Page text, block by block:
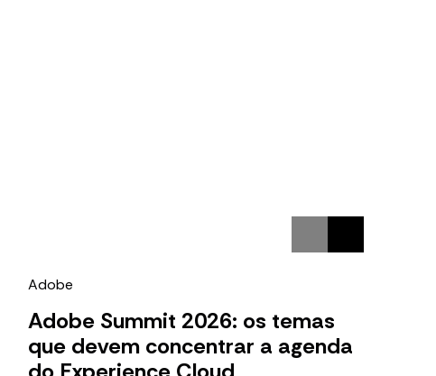
Adobe
Adobe Summit 2026: os temas
que devem concentrar a agenda